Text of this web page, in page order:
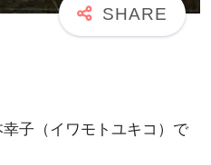
子（イワモトユキコ）で